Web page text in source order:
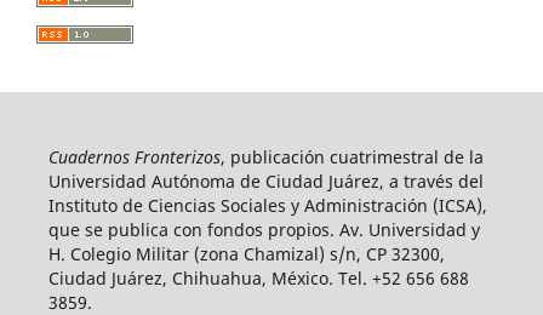
Cuadernos Fronterizos, publicación cuatrimestral de la
Universidad Autónoma de Ciudad Juárez, a través del
Instituto de Ciencias Sociales y Administración (ICSA),
que se publica con fondos propios. Av. Universidad y
H. Colegio Militar (zona Chamizal) s/n, CP 32300,
Ciudad Juárez, Chihuahua, México. Tel. +52 656 688
3859.